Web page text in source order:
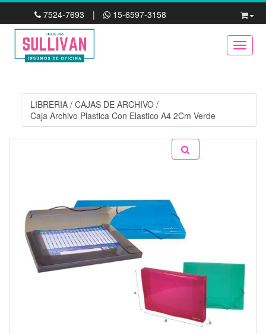
7524-7693 | 15-6597-3158
LIBRERIA / CAJAS DE ARCHIVO /
Caja Archivo Plastica Con Elastico A4 2Cm Verde